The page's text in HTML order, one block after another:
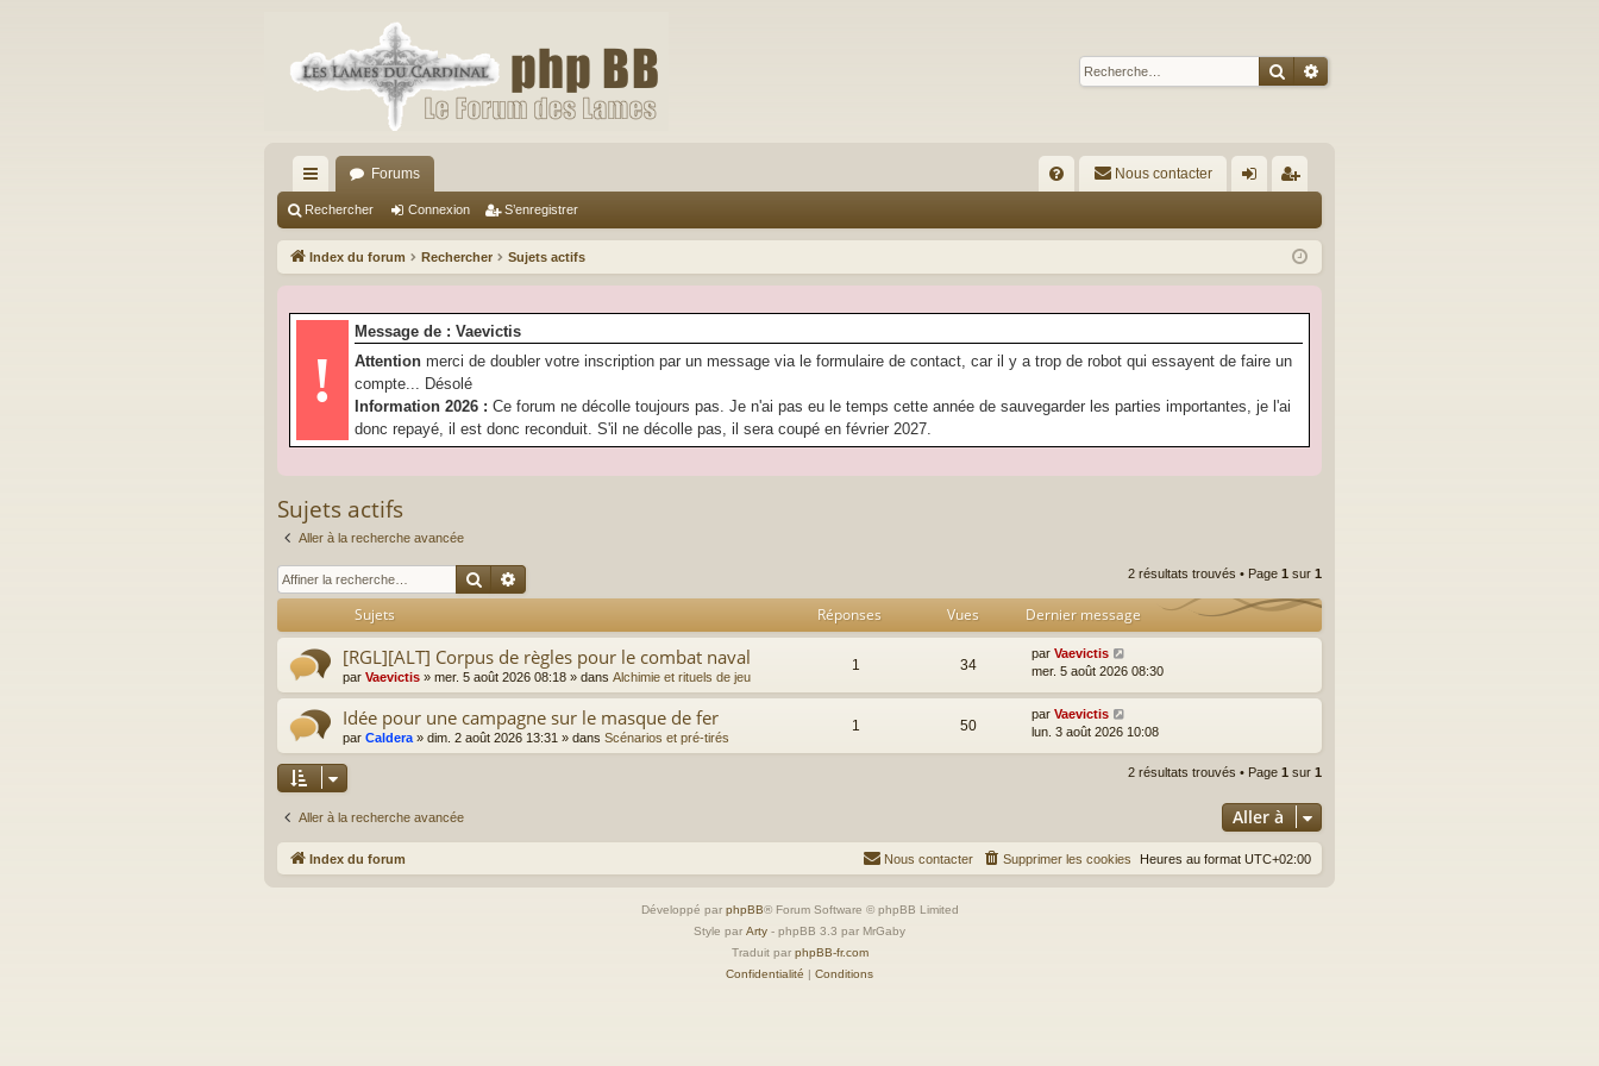
Rechercher
Recherche avancée
cc
ès
pi
Forums
Q
Nous contacter
ne
on
nr
ist
Rechercher Connexion S’enregistrer
Index du forum Rechercher Sujets actifs
!
Message de : Vaevictis
Attention merci de doubler votre inscription par un message via le formulaire de contact, car il y a trop de robot qui essayent de faire un
compte... Désolé
Information 2026 : Ce forum ne décolle toujours pas. Je n'ai pas eu le temps cette année de sauvegarder les parties importantes, je l'ai
donc repayé, il est donc reconduit. S'il ne décolle pas, il sera coupé en février 2027.
Sujets actifs
Aller à la recherche avancée
Rechercher
Recherche avancée 2 résultats trouvés • Page 1 sur 1
Sujets Réponses Vues Dernier message
[RGL][ALT] Corpus de règles pour le combat naval
par Vaevictis » mer. 5 août 2026 08:18 » dans Alchimie et rituels de jeu
1 34
par Vaevictis
mer. 5 août 2026 08:30
Idée pour une campagne sur le masque de fer
par Caldera » dim. 2 août 2026 13:31 » dans Scénarios et pré-tirés
1 50
par Vaevictis
lun. 3 août 2026 10:08
2 résultats trouvés • Page 1 sur 1
Aller à la recherche avancée Aller à
Index du forum Heures au format UTC+02:00
Supprimer les cookies
Nous contacter
Développé par phpBB® Forum Software © phpBB Limited
Style par Arty - phpBB 3.3 par MrGaby
Traduit par phpBB-fr.com
Confidentialité | Conditions